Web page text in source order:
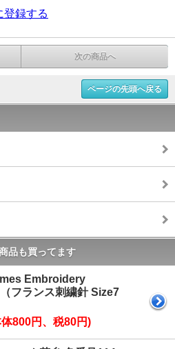
登録する
次の商品へ
ページの先頭へ戻る
品も買ってます
Embroidery
フランス刺繍針 Size7
800円、税80円)